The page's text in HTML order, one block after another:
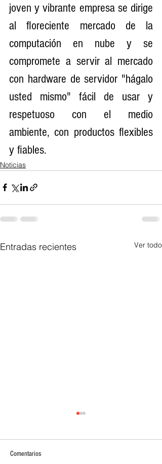
joven y vibrante empresa se dirige
al floreciente mercado de la
computación en nube y se
compromete a servir al mercado
con hardware de servidor "hágalo
usted mismo" fácil de usar y
respetuoso con el medio
ambiente, con productos flexibles
y fiables.
Noticias
Entradas recientes Ver todo
Comentarios